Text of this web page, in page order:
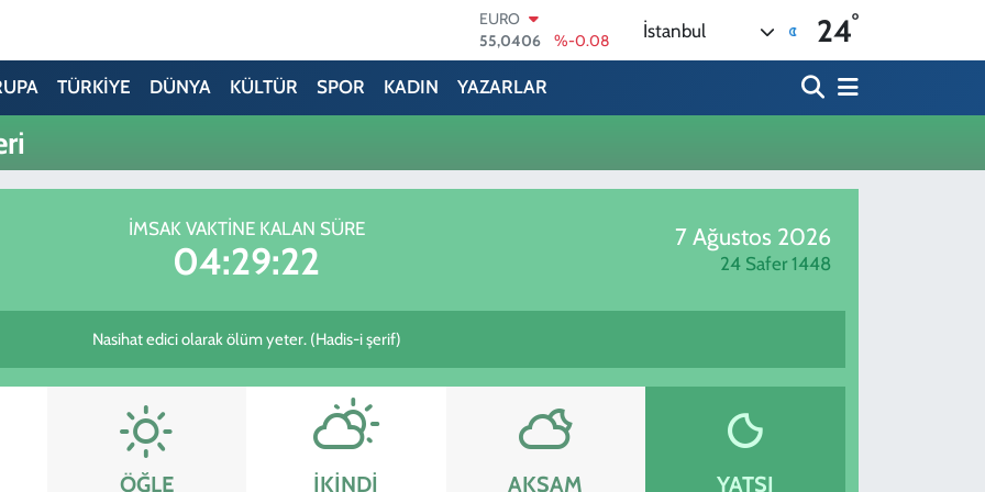
EURO
55,0406
%-0.08
STERLİN
64,2143
%0
13.799
%70
BITCOIN
İstanbul 24°
TÜRKİYE DÜNYA KÜLTÜR SPOR KADIN YAZARLAR
İMSAK VAKTINE KALAN SÜRE
04:29:22
7 Ağustos 2026
24 Safer 1448
Nasihat edici olarak ölüm yeter. (Hadis-i şerif)
ÖĞLE İKINDI AKŞAM YATSI